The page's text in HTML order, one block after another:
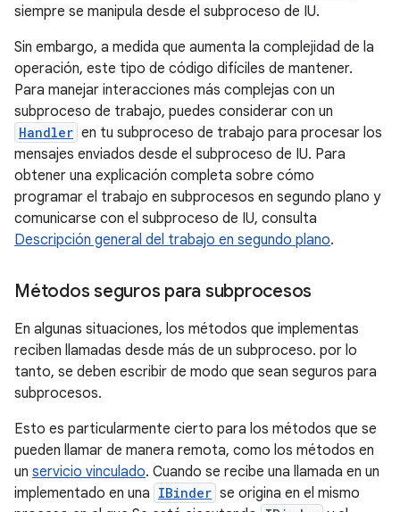
siempre se manipula desde el subproceso de IU.
Sin embargo, a medida que aumenta la complejidad de la
operación, este tipo de código difíciles de mantener.
Para manejar interacciones más complejas con un
subproceso de trabajo, puedes considerar con un
Handler en tu subproceso de trabajo para procesar los
mensajes enviados desde el subproceso de IU. Para
obtener una explicación completa sobre cómo
programar el trabajo en subprocesos en segundo plano y
comunicarse con el subproceso de IU, consulta
Descripción general del trabajo en segundo plano.
Métodos seguros para subprocesos
En algunas situaciones, los métodos que implementas
reciben llamadas desde más de un subproceso. por lo
tanto, se deben escribir de modo que sean seguros para
subprocesos.
Esto es particularmente cierto para los métodos que se
pueden llamar de manera remota, como los métodos en
un servicio vinculado. Cuando se recibe una llamada en un
implementado en una IBinder se origina en el mismo